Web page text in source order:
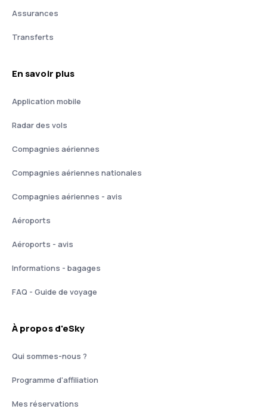
Assurances
Transferts
En savoir plus
Application mobile
Radar des vols
Compagnies aériennes
Compagnies aériennes nationales
Compagnies aériennes - avis
Aéroports
Aéroports - avis
Informations - bagages
FAQ - Guide de voyage
À propos d'eSky
Qui sommes-nous ?
Programme d'affiliation
Mes réservations